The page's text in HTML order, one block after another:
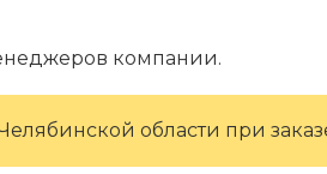
компании.
области при